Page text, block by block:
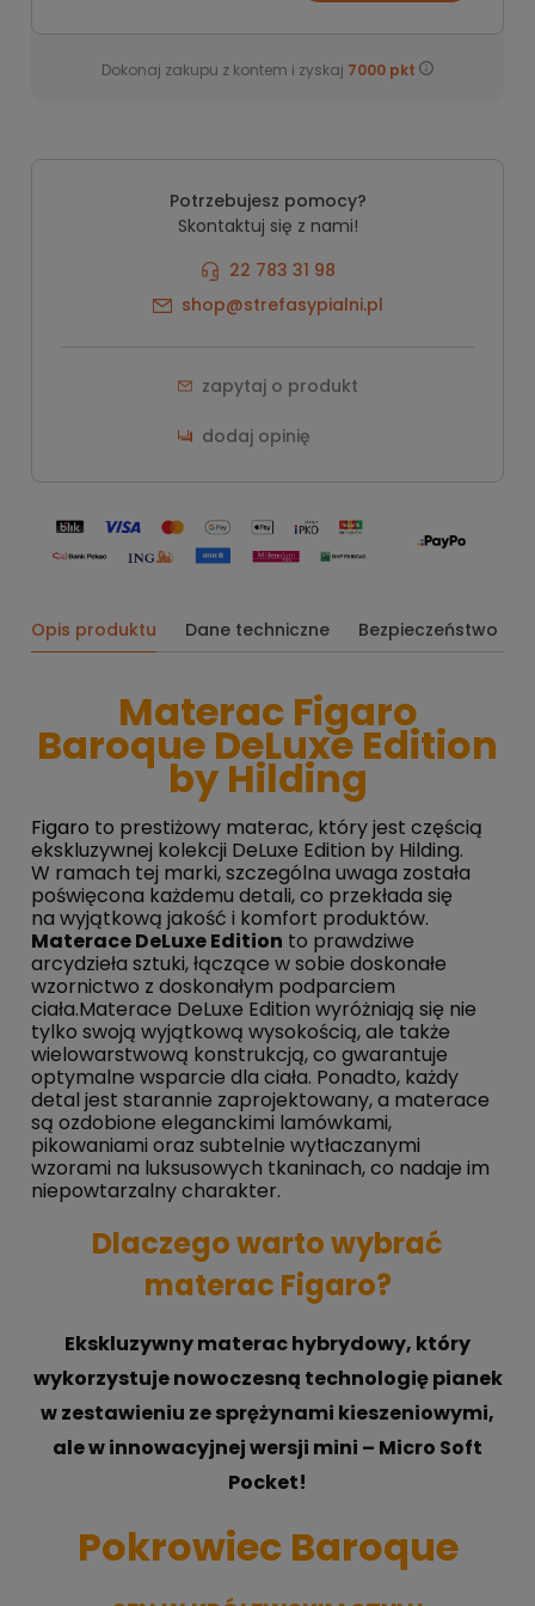
Dokonaj zakupu z kontem i zyskaj 7000 pkt
Potrzebujesz pomocy?
Skontaktuj się z nami!
22 783 31 98
shop@strefasypialni.pl
zapytaj o produkt
dodaj opinię
Opis produktu Dane techniczne Bezpieczeństwo
Materac Figaro
Baroque DeLuxe Edition
by Hilding
Figaro to prestiżowy materac, który jest częścią
ekskluzywnej kolekcji DeLuxe Edition by Hilding.
W ramach tej marki, szczególna uwaga została
poświęcona każdemu detali, co przekłada się
na wyjątkową jakość i komfort produktów.
Materace DeLuxe Edition to prawdziwe
arcydzieła sztuki, łączące w sobie doskonałe
wzornictwo z doskonałym podparciem
ciała.Materace DeLuxe Edition wyróżniają się nie
tylko swoją wyjątkową wysokością, ale także
wielowarstwową konstrukcją, co gwarantuje
optymalne wsparcie dla ciała. Ponadto, każdy
detal jest starannie zaprojektowany, a materace
są ozdobione eleganckimi lamówkami,
pikowaniami oraz subtelnie wytłaczanymi
wzorami na luksusowych tkaninach, co nadaje im
niepowtarzalny charakter.
Dlaczego warto wybrać
materac Figaro?
Ekskluzywny materac hybrydowy, który
wykorzystuje nowoczesną technologię pianek
w zestawieniu ze sprężynami kieszeniowymi,
ale w innowacyjnej wersji mini – Micro Soft
Pocket!
Pokrowiec Baroque